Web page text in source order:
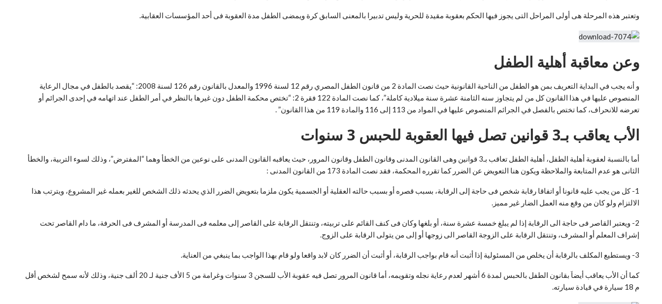
وتعتبر هذه المرحلة هى أولى المراحل التى يجوز فيها الحكم بعقوبة مقيدة للحرية وليس تدبيرا بالمعنى السابق كرة ويمضى الطفل مدة العقوبة فى أحد المؤسسات العقابية.
وعن معاقبة أهلية الطفل
و أنه يجب في البداية التعريف بمن هو الطفل من الناحية القانونية حيث نصت المادة 2 من قانون الطفل المصري رقم 12 لسنة 1996 والمعدل بالقانون رقم 126 لسنة 2008: “يقصد بالطفل في مجال الرعاية
المنصوص عليها في هذا القانون كل من لم يتجاوز سنه الثامنة عشرة سنة ميلادية كاملة”، كما نصت المادة 122 فقرة 2: “تختص محكمة الطفل دون غيرها بالنظر في أمر الطفل عند اتهامه في إحدى الجرائم أو
تعرضه للانحراف، كما تختص بالفصل في الجرائم المنصوص عليها في المواد من 113 إلى 116 والمادة 119 من هذا القانون” .
الأب يعاقب بـ3 قوانين تصل فيها العقوبة للحبس 3 سنوات
أما بالنسبة لعقوبة أهلية الطفل، أهلية الطفل تعاقب بـ3 قوانين وهى القانون المدنى وقانون الطفل وقانون المرور، حيث يعاقبه القانون المدنى على نوعين من الخطأ وهما “المفترض”، وذلك لسوء التربية، والخطأ
الثانى هو عدم المتابعة والملاحظة ويكون هنا التعويض عن الضرر كما تقرره المحكمة، فقد نصت المادة 173 من القانون المدنى :
1- كل من يجب عليه قانونا أو اتفاقا رقابة شخص فى حاجة إلى الرقابة، بسبب قصره أو بسبب حالته العقلية أو الجسمية يكون ملزما بتعويض الضرر الذي يحدثه ذلك الشخص للغير بعمله غير المشروع، ويترتب هذا
الالتزام ولو كان من وقع منه العمل الضار غير مميز.
2- ويعتبر القاصر فى حاجة الى الرقابة إذا لم يبلغ خمسة عشرة سنة، أو بلغها وكان فى كنف القائم على تربيته، وتنتقل الرقابة على القاصر إلى معلمه فى المدرسة أو المشرف فى الحرفة، ما دام القاصر تحت
إشراف المعلم أو المشرف، وتنتقل الرقابة على الزوجة القاصر الى زوجها أو إلى من يتولى الرقابة على الزوج.
3- ويستطيع المكلف بالرقابة أن يخلص من المسئولية إذا أثبت أنه قام بواجب الرقابة، أو أثبت أن الضرر كان لابد واقعا ولو قام بهذا الواجب بما ينبغي من العناية.
كما أن الأب يعاقب أيضاَ بقانون الطفل بالحبس لمدة 6 أشهر لعدم رعاية نجله وتقويمه، أما قانون المرور تصل فيه عقوبة الأب للسجن 3 سنوات وغرامة من 5 الأف جنية لـ 20 ألف جنية، وذلك لأنه سمح لشخص أقل
م 18 سيارة في قيادة سيارته.